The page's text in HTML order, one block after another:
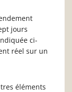
jours
ci-
réel sur un
éléments